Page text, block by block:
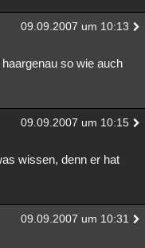
09.09.2007 um 10:13
so wie auch
09.09.2007 um 10:15
wissen, denn er hat
09.09.2007 um 10:31